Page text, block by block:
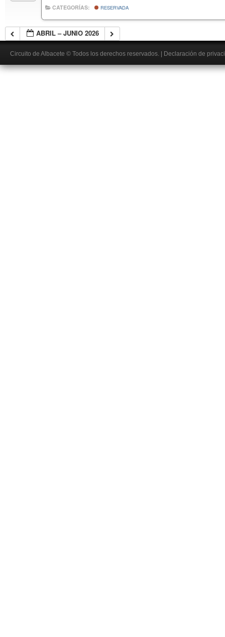
CATEGORÍAS: RESERVADA
ABRIL – JUNIO 2026
Circuito de Albacete © Todos los derechos reservados. Declaración de